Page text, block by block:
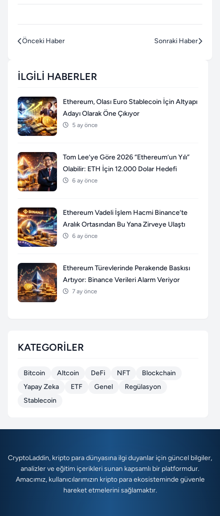
Önceki Haber Sonraki Haber
İLGILI HABERLER
Ethereum, Olası Euro Stablecoin İçin Altyapı
Adayı Olarak Öne Çıkıyor
5 ay önce
Tom Lee’ye Göre 2026 “Ethereum’un Yılı”
Olabilir: ETH İçin 12.000 Dolar Hedefi
6 ay önce
Ethereum Vadeli İşlem Hacmi Binance’te
Aralık Ortasından Bu Yana Zirveye Ulaştı
6 ay önce
Ethereum Türevlerinde Perakende Baskısı
Artıyor: Binance Verileri Alarm Veriyor
7 ay önce
KATEGORILER
Bitcoin Altcoin DeFi NFT
Blockchain
Yapay Zeka
ETF Genel
Regülasyon
Stablecoin
CryptoLaddin, kripto para dünyasına ilgi duyanlar için güncel bilgiler,
analizler ve eğitim içerikleri sunan kapsamlı bir platformdur.
Amacımız, kullanıcılarımızın kripto para ekosisteminde güvenle
hareket etmelerini sağlamaktır.